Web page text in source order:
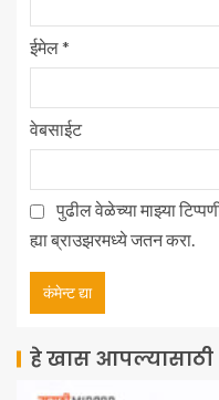
ईमेल*
वेबसाईट
पुढील वेळेच्या माझ्या
ह्या ब्राउझरमध्ये जतन करा.
हे खास आपल्यासाठी